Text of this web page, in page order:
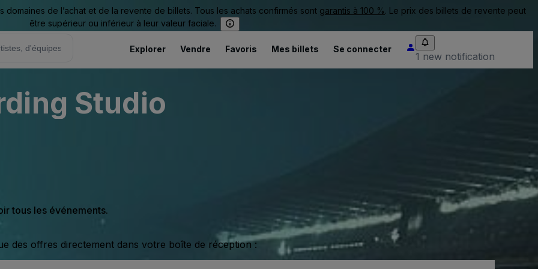
de l’achat et de la revente de billets. Tous les achats confirmés sont garantis à 100 %. Le prix des billets de revente peut
être supérieur ou inférieur à leur valeur faciale.
Explorer Vendre Favoris Mes billets Se connecter
1 new notification
Studio
tous les événements.
des offres directement dans votre boîte de réception :